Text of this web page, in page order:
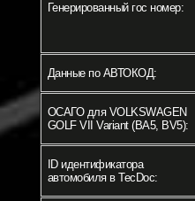
Генерированный гос номер:
Данные по АВТОКОД:
ОСАГО для VOLKSWAGEN
GOLF VII Variant (BA5, BV5):
ID идентификатора
автомобиля в TecDoc: